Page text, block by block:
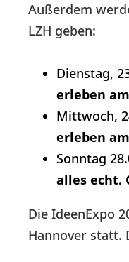
Außerdem
LZH geben:
Dienstag,
erleben
Mittwoch,
erleben
Sonntag
alles echt.
Die IdeenExpo
Hannover